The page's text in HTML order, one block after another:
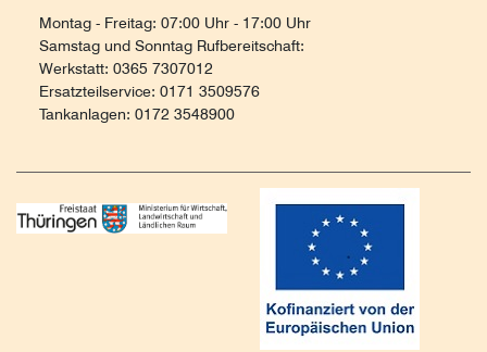
Montag - Freitag: 07:00 Uhr - 17:00 Uhr
Samstag und Sonntag Rufbereitschaft:
Werkstatt: 0365 7307012
Ersatzteilservice: 0171 3509576
Tankanlagen: 0172 3548900